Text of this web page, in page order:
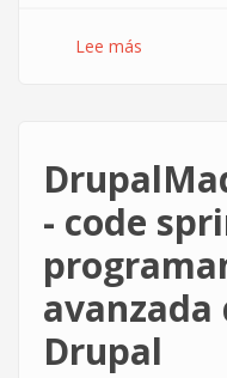
Lee más
- code
avanzada
Drupal